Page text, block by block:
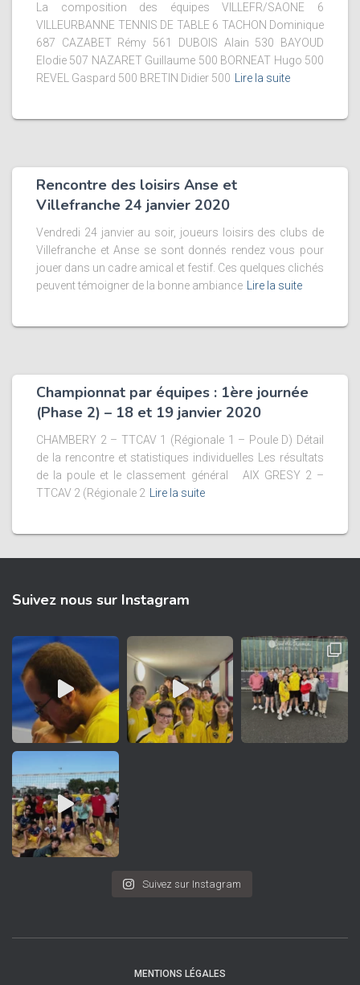
La composition des équipes VILLEFR/SAONE 6
VILLEURBANNE TENNIS DE TABLE 6 TACHON Dominique
687 CAZABET Rémy 561 DUBOIS Alain 530 BAYOUD
Elodie 507 NAZARET Guillaume 500 BORNEAT Hugo 500
REVEL Gaspard 500 BRETIN Didier 500
Lire la suite
Rencontre des loisirs Anse et
Villefranche 24 janvier 2020
Vendredi 24 janvier au soir, joueurs loisirs des clubs de
Villefranche et Anse se sont donnés rendez vous pour
jouer dans un cadre amical et festif. Ces quelques clichés
peuvent témoigner de la bonne ambiance
Lire la suite
Championnat par équipes : 1ère journée
(Phase 2) – 18 et 19 janvier 2020
CHAMBERY 2 – TTCAV 1 (Régionale 1 – Poule D) Détail
de la rencontre et statistiques individuelles Les résultats
de la poule et le classement général AIX GRESY 2 –
TTCAV 2 (Régionale 2
Lire la suite
Suivez nous sur Instagram
Suivez sur Instagram
MENTIONS LÉGALES